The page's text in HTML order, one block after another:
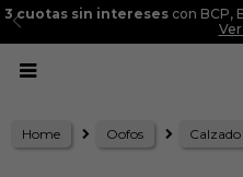
3 cuotas sin intereses con BCP,

Home Oofos Calzado